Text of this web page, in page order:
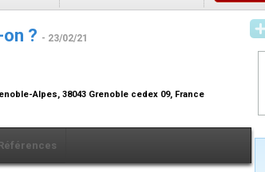
? - 23/02/21
Alpes, 38043 Grenoble cedex 09, France